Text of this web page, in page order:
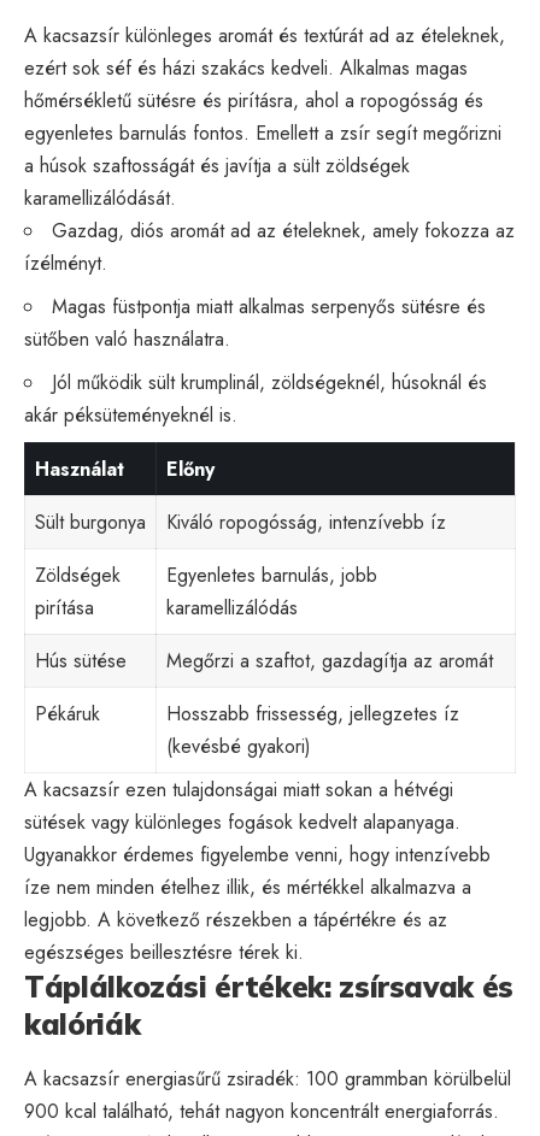
A kacsazsír különleges aromát és textúrát ad az ételeknek,
ezért sok séf és házi szakács kedveli. Alkalmas magas
hőmérsékletű sütésre és pirításra, ahol a ropogósság és
egyenletes barnulás fontos. Emellett a zsír segít megőrizni
a húsok szaftosságát és javítja a sült zöldségek
karamellizálódását.
Gazdag, diós aromát ad az ételeknek, amely fokozza az
ízélményt.
Magas füstpontja miatt alkalmas serpenyős sütésre és
sütőben való használatra.
Jól működik sült krumplinál, zöldségeknél, húsoknál és
akár péksüteményeknél is.
Használat
Előny
Sült burgonya
Kiváló ropogósság, intenzívebb íz
Zöldségek
pirítása
Egyenletes barnulás, jobb
karamellizálódás
Hús sütése
Megőrzi a szaftot, gazdagítja az aromát
Pékáruk
Hosszabb frissesség, jellegzetes íz
(kevésbé gyakori)
A kacsazsír ezen tulajdonságai miatt sokan a hétvégi
sütések vagy különleges fogások kedvelt alapanyaga.
Ugyanakkor érdemes figyelembe venni, hogy intenzívebb
íze nem minden ételhez illik, és mértékkel alkalmazva a
legjobb. A következő részekben a tápértékre és az
egészséges beillesztésre térek ki.
Táplálkozási értékek: zsírsavak és
kalóriák
A kacsazsír energiasűrű zsiradék: 100 grammban körülbelül
900 kcal található, tehát nagyon koncentrált energiaforrás.